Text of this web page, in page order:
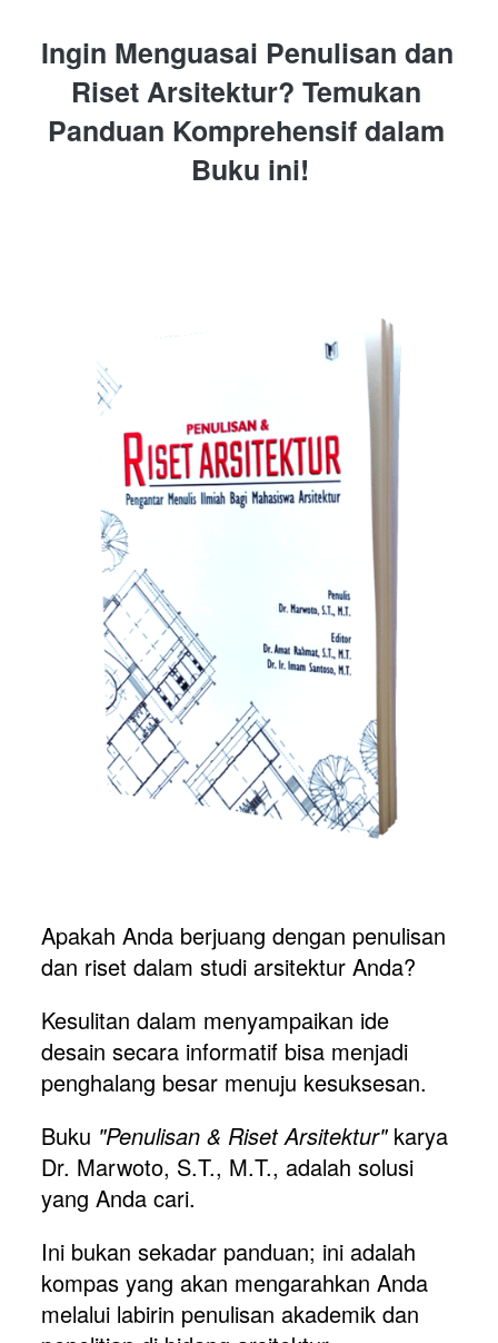
Ingin Menguasai Penulisan dan
Riset Arsitektur? Temukan
Panduan Komprehensif dalam
Buku ini!
Apakah Anda berjuang dengan penulisan
dan riset dalam studi arsitektur Anda?
Kesulitan dalam menyampaikan ide
desain secara informatif bisa menjadi
penghalang besar menuju kesuksesan.
Buku "Penulisan & Riset Arsitektur" karya
Dr. Marwoto, S.T., M.T., adalah solusi
yang Anda cari.
Ini bukan sekadar panduan; ini adalah
kompas yang akan mengarahkan Anda
melalui labirin penulisan akademik dan